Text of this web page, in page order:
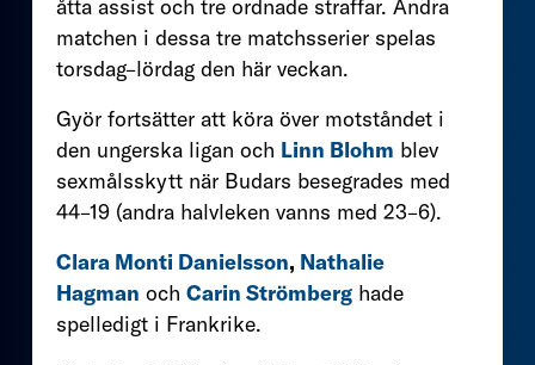
åtta assist och tre ordnade straffar. Andra
matchen i dessa tre matchsserier spelas
torsdag–lördag den här veckan.
Györ fortsätter att köra över motståndet i
den ungerska ligan och Linn Blohm blev
sexmålsskytt när Budars besegrades med
44–19 (andra halvleken vanns med 23–6).
Clara Monti Danielsson, Nathalie
Hagman och Carin Strömberg hade
spelledigt i Frankrike.